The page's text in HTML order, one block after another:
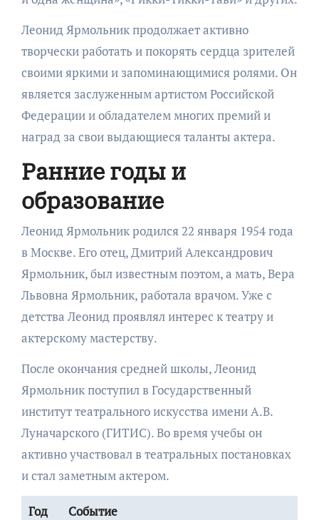
Леонид Ярмольник продолжает активно
творчески работать и покорять сердца зрителей
своими яркими и запоминающимися ролями. Он
является заслуженным артистом Российской
Федерации и обладателем многих премий и
наград за свои выдающиеся таланты актера.
Ранние годы и
образование
Леонид Ярмольник родился 22 января 1954 года
в Москве. Его отец, Дмитрий Александрович
Ярмольник, был известным поэтом, а мать, Вера
Львовна Ярмольник, работала врачом. Уже с
детства Леонид проявлял интерес к театру и
актерскому мастерству.
После окончания средней школы, Леонид
Ярмольник поступил в Государственный
институт театрального искусства имени А.В.
Луначарского (ГИТИС). Во время учебы он
активно участвовал в театральных постановках
и стал заметным актером.
Год Событие